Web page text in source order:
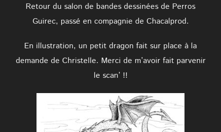
Retour du salon de bandes dessinées de Perros
Guirec, passé en compagnie de Chacalprod.
En illustration, un petit dragon fait sur place à la
demande de Christelle. Merci de m’avoir fait parvenir
le scan’ !!